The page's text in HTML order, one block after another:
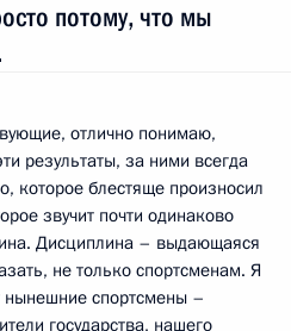
потому, что мы
отлично понимаю,
результаты, за ними всегда
которое блестяще произносил
звучит почти одинаково
Дисциплина – выдающаяся
не только спортсменам. Я
нынешние спортсмены –
государства, нашего